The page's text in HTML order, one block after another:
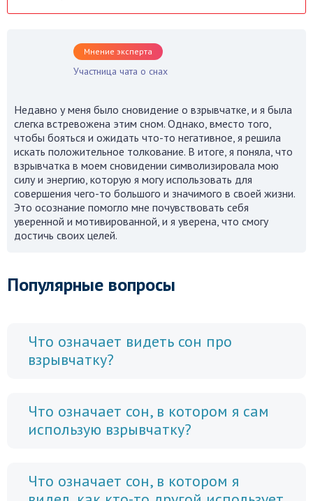
Мнение эксперта
Участница чата о снах
Недавно у меня было сновидение о взрывчатке, и я была
слегка встревожена этим сном. Однако, вместо того,
чтобы бояться и ожидать что-то негативное, я решила
искать положительное толкование. В итоге, я поняла, что
взрывчатка в моем сновидении символизировала мою
силу и энергию, которую я могу использовать для
совершения чего-то большого и значимого в своей жизни.
Это осознание помогло мне почувствовать себя
уверенной и мотивированной, и я уверена, что смогу
достичь своих целей.
Популярные вопросы
Что означает видеть сон про
взрывчатку?
Что означает сон, в котором я сам
использую взрывчатку?
Что означает сон, в котором я